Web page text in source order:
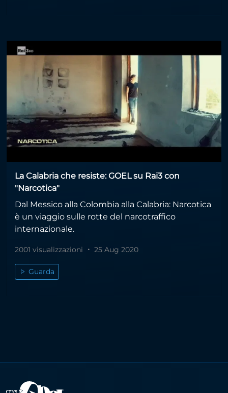
La Calabria che resiste: GOEL su Rai3 con
"Narcotica"
Dal Messico alla Colombia alla Calabria: Narcotica
è un viaggio sulle rotte del narcotraffico
internazionale.
2001 visualizzazioni 25 Aug 2020
Guarda